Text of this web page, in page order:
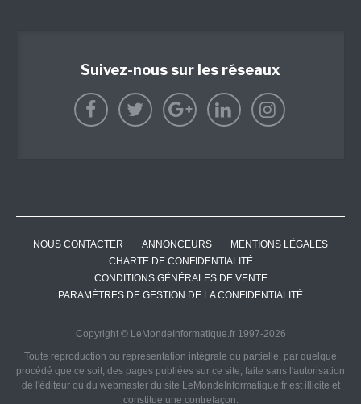
Suivez-nous sur les réseaux
NOUS CONTACTER ANNONCEURS
MENTIONS LÉGALES
CHARTE DE CONFIDENTIALITÉ
CONDITIONS GÉNÉRALES DE VENTE
PARAMÈTRES DE GESTION DE LA CONFIDENTIALITÉ
Copyright © LeMondeInformatique.fr 1997-2026
Toute reproduction ou représentation intégrale ou partielle, par quelque
procédé que ce soit, des pages publiées sur ce site, faite sans l'autorisation
de l'éditeur ou du webmaster du site LeMondeInformatique.fr est illicite et
constitue une contrefaçon.